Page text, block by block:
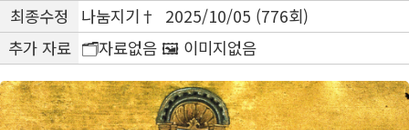
최종수정
나눔지기† 2025/10/05 (776회)
추가 자료 🗂️자료없음 🖼️ 이미지없음